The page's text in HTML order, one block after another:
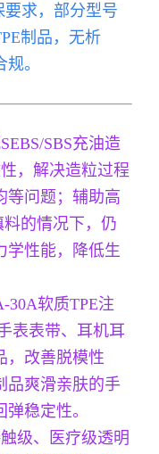
要求，部分型号
制品，无析
。
SBS充油造
，解决造粒过程
等问题；辅助高
的情况下，仍
学性能，降低生
30A软质TPE注
表表带、耳机耳
，改善脱模性
品爽滑亲肤的手
稳定性。
级、医疗级透明